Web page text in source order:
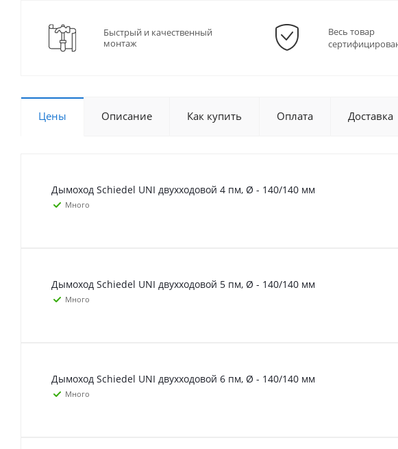
Быстрый и качественный
монтаж
Весь товар
Цены Описание Как купить Оплата Доставка
Дымоход Schiedel UNI двухходовой 4 пм, Ø - 140/140 мм
Много
Дымоход Schiedel UNI двухходовой 5 пм, Ø - 140/140 мм
Много
Дымоход Schiedel UNI двухходовой 6 пм, Ø - 140/140 мм
Много